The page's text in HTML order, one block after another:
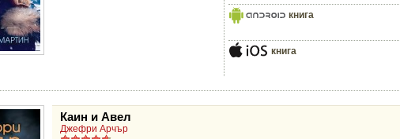
книга
книга
Каин и Авел
Джефри Арчър